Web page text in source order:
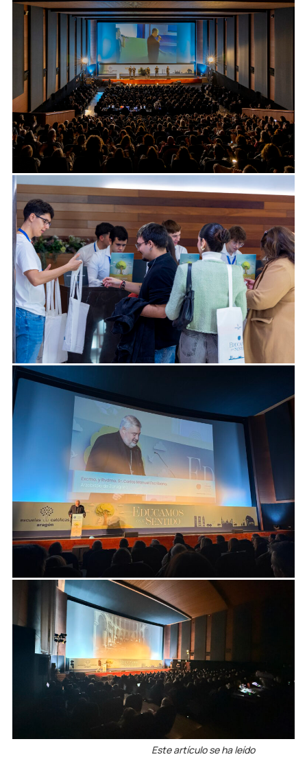
Este artículo se ha leído